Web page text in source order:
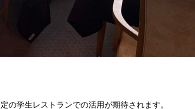
の学生レストランでの活用が期待されます。